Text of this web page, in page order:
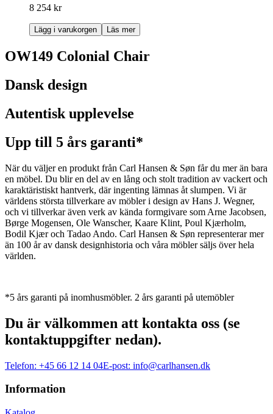
8 254 kr
Lägg i varukorgen Läs mer
OW149 Colonial Chair
Dansk design
Autentisk upplevelse
Upp till 5 års garanti*
När du väljer en produkt från Carl Hansen & Søn får du mer än bara
en möbel. Du blir en del av en lång och stolt tradition av vackert och
karaktäristiskt hantverk, där ingenting lämnas åt slumpen. Vi är
världens största tillverkare av möbler i design av Hans J. Wegner,
och vi tillverkar även verk av kända formgivare som Arne Jacobsen,
Børge Mogensen, Ole Wanscher, Kaare Klint, Poul Kjærholm,
Bodil Kjær och Tadao Ando. Carl Hansen & Søn representerar mer
än 100 år av dansk designhistoria och våra möbler säljs över hela
världen.
*5 års garanti på inomhusmöbler. 2 års garanti på utemöbler
Du är välkommen att kontakta oss (se
kontaktuppgifter nedan).
Telefon: +45 66 12 14 04E-post: info@carlhansen.dk
Information